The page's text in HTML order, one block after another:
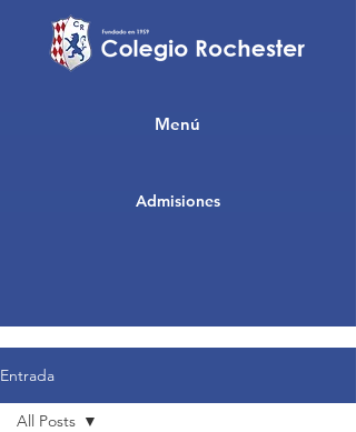
Admisiones
Menú
Entrada
All Posts